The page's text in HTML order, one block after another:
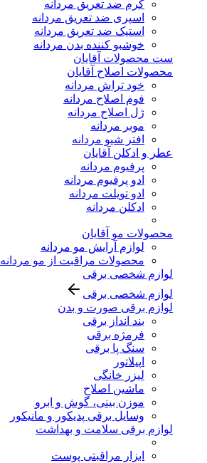
کرم ضد تعریق مردانه
اسپری ضد تعریق مردانه
استیک ضد تعریق مردانه
خوشبو کننده بدن مردانه
ست محصولات آقایان
محصولات اصلاح آقایان
خود تراش مردانه
فوم اصلاح مردانه
ژل اصلاح مردانه
موبر مردانه
افتر شیو مردانه
عطر و ادکلن آقایان
پرفیوم مردانه
ادو پرفیوم مردانه
ادو تویلت مردانه
ادکلن مردانه
محصولات مو آقایان
لوازم آرایش مو مردانه
محصولات مراقبت از مو مردانه
لوازم شخصی برقی
لوازم شخصی برقی
لوازم برقی صورت و بدن
بند انداز برقی
فرمژه برقی
سنگ پا برقی
اپیلاتور
لیزر خانگی
ماشین اصلاح
موزن بینی، گوش و ابرو
وسایل برقی پدیکور و مانیکور
لوازم برقی سلامت و بهداشت
ابزار مراقبتی پوست